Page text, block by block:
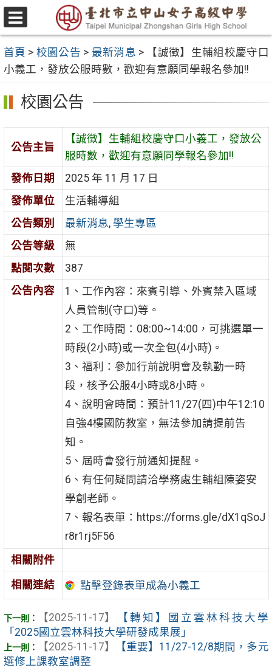
跳
至
要
內
容
區
選
單
首頁 > 校園公告 > 最新消息 >
【誠徵】生輔組校慶守口
小義工，發放公服時數，歡迎有意願同學報名參加!!
校園公告
公告主旨
【誠徵】生輔組校慶守口小義工，發放公
服時數，歡迎有意願同學報名參加!!
發佈日期
2025 年 11 月 17 日
發佈單位
生活輔導組
公告類別
最新消息, 學生專區
公告等級
無
點閱次數
387
公告內容
1、工作內容：來賓引導、外賓禁入區域
人員管制(守口)等。
2、工作時間：08:00~14:00，可挑選單一
時段(2小時)或一次全包(4小時)。
3、福利：參加行前說明會及執勤一時
段，核予公服4小時或8小時。
4、說明會時間：預計11/27(四)中午12:10
自強4樓國防教室，無法參加請提前告
知。
5、屆時會發行前通知提醒。
6、有任何疑問請洽學務處生輔組陳姿安
學創老師。
7、報名表單：https://forms.gle/dX1qSoJ
r8r1rj5F56
相關附件
相關連結 點擊登錄表單成為小義工
【2025-11-17】
【轉知】國立雲林科技大學
「2025國立雲林科技大學研發成果展」
【2025-11-17】
【重要】11/27-12/8期間，多元
選修上課教室調整